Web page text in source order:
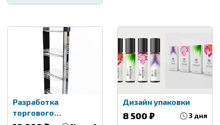
Разработка
торгового
Дизайн упаковки
8 500 ₽ 3 дня